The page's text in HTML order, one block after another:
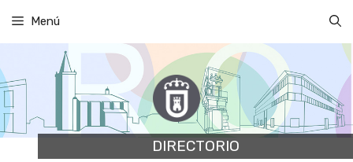
contenido
Menú
DIRECTORIO